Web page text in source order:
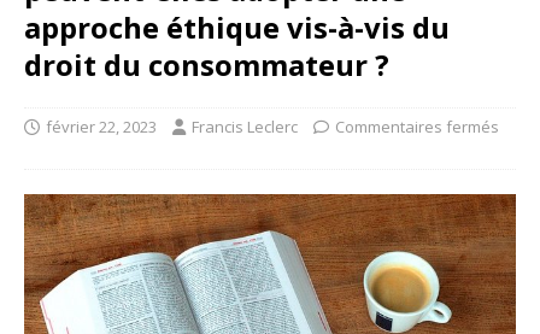
approche éthique vis-à-vis du
droit du consommateur ?
février 22, 2023 Francis Leclerc Commentaires fermés